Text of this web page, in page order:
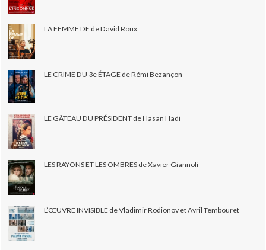
LA FEMME DE de David Roux
LE CRIME DU 3e ÉTAGE de Rémi Bezançon
LE GÂTEAU DU PRÉSIDENT de Hasan Hadi
LES RAYONS ET LES OMBRES de Xavier Giannoli
L’ŒUVRE INVISIBLE de Vladimir Rodionov et Avril Tembouret